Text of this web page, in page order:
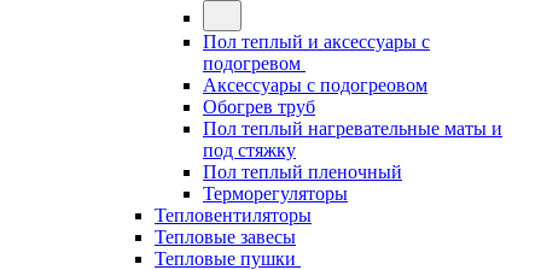
Пол теплый и аксессуары с
подогревом
Аксессуары с подогреовом
Обогрев труб
Пол теплый нагревательные маты и
под стяжку
Пол теплый пленочный
Терморегуляторы
Тепловентиляторы
Тепловые завесы
Тепловые пушки